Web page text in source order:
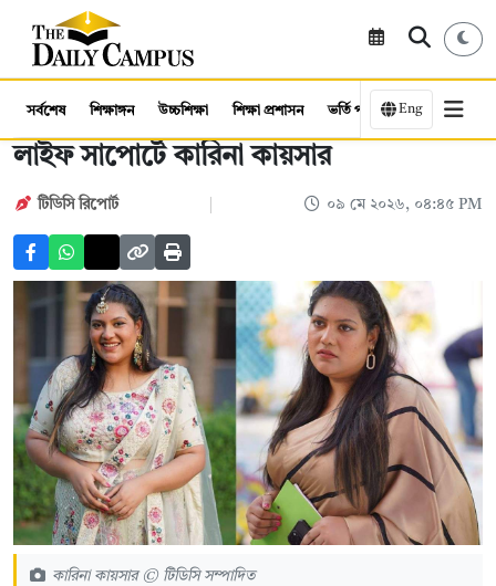
সর্বশেষ শিক্ষাঙ্গন উচ্চশিক্ষা শিক্ষা প্রশাসন ভর্তি পরীক্ষা কর্মসংস্থান
Eng
লাইফ সাপোর্টে কারিনা কায়সার
টিডিসি রিপোর্ট ০৯ মে ২০২৬, ০৪:৪৫ PM
কারিনা কায়সার © টিডিসি সম্পাদিত